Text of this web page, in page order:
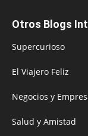
Otros Blogs
Supercurioso
El Viajero Feliz
Negocios y
Salud y Amistad